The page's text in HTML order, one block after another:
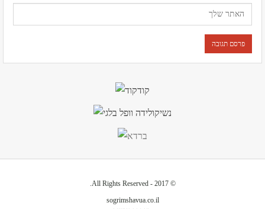
© 2017 - All Rights Reserved.
sogrimshavua.co.il